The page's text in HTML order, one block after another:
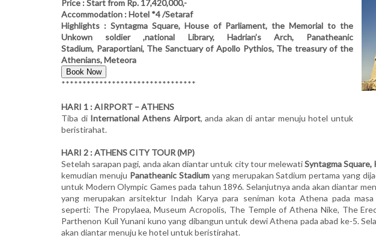
Price : Start from Rp. 17,420,000,-
Accommodation : Hotel *4 /Setaraf
Highlights : Syntagma Square, House of Parliament, the Memorial to the
Unkown soldier ,national Library, Hadrian’s Arch, Panatheanic
Stadium, Paraportiani, The Sanctuary of Apollo Pythios, The treasury of the
Athenians, Meteora
Book Now
********************************
HARI 1 : AIRPORT – ATHENS
Tiba di International Athens Airport, anda akan di antar menuju hotel untuk
beristirahat.
HARI 2 : ATHENS CITY TOUR (MP)
Setelah sarapan pagi, anda akan diantar untuk city tour melewatiSyntagma Square,
kemudian menuju Panatheanic Stadiumyang merupakan Satdium pertama yang
untuk Modern Olympic Games pada tahun 1896. Selanjutnya anda akan diantar
yang merupakan arsitektur Indah Karya para seniman kota Athena pada masa
seperti: The Propylaea, Museum Acropolis, The Temple of Athena Nike, The
Parthenon Kuil Yunani kuno yang dibangun untuk dewi Athena pada abad ke-5.
akan diantar menuju ke hotel untuk beristirahat.